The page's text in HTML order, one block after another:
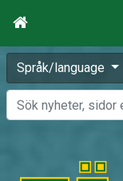
Språk/language